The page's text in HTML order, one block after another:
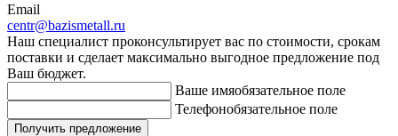
Email
centr@bazismetall.ru
Наш специалист проконсультирует вас по стоимости, срокам
поставки и сделает максимально выгодное предложение под
Ваш бюджет.
Ваше имяобязательное поле
Телефонобязательное поле
Получить предложение